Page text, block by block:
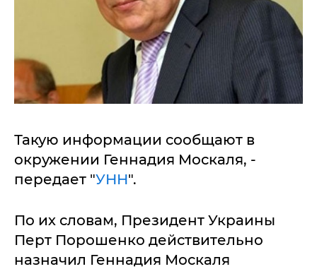
Такую информации сообщают в
окружении Геннадия Москаля, -
передает "УНН".
По их словам, Президент Украины
Перт Порошенко действительно
назначил Геннадия Москаля